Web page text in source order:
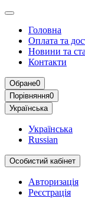
Головна
Оплата та
Новини та
Контакти
Обране0
Порівняння0
Українська
Українська
Russian
Особистий кабінет
Авторизація
Реєстрація